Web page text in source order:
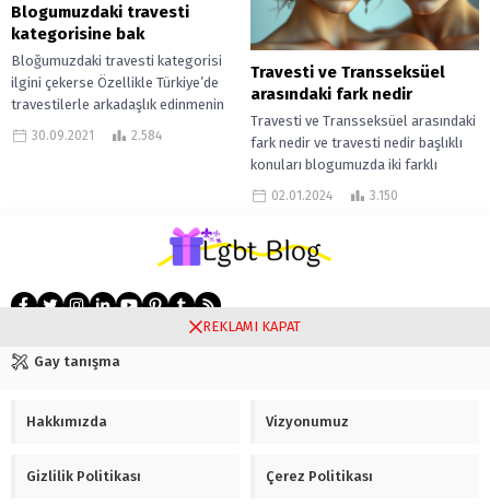
Blogumuzdaki travesti
kategorisine bak
Bloğumuzdaki travesti kategorisi
ilgini çekerse Özellikle Türkiye’de
travestilerle arkadaşlık edinmenin
çok zor olduğunu biliyor muydunuz?
30.09.2021 2.584
Travesti ve Transseksüel
arasındaki fark nedir
Travesti ve Transseksüel arasındaki
fark nedir ve travesti nedir başlıklı
konuları blogumuzda iki farklı
gönderi olarak ayırdık. Çünkü bu iki...
02.01.2024 3.150
Gay tanışma
Hakkımızda Vizyonumuz
Gizlilik Politikası Çerez Politikası
REKLAMI KAPAT